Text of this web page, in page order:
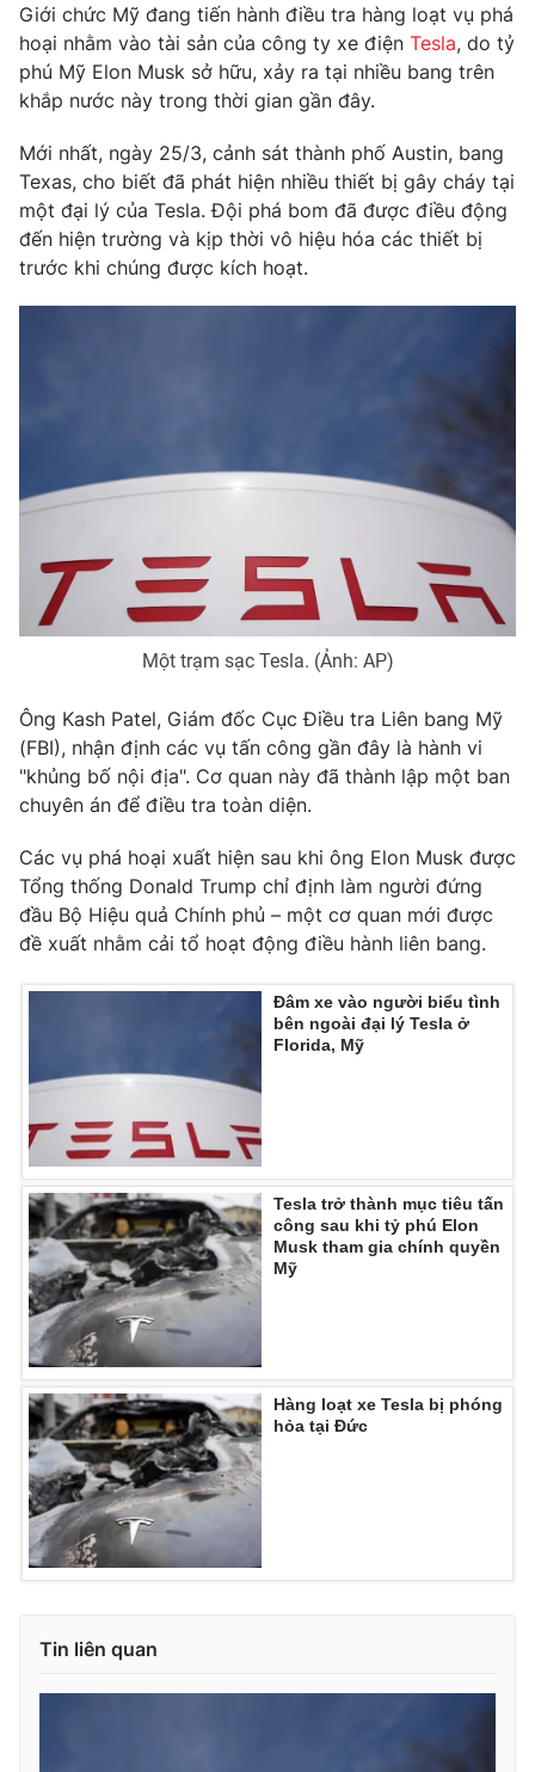
Thế giới đó đây
Câu chuyện quốc tế
Tài chính
Thị trường
Dữ liệu và đời sống
Phim VTV
Hậu trường
Nhân vật
Giải trí
Điện ảnh
Đời sống
Du lịch
Sản phẩm
Tư vấn
Giao lưu trực tuyến
Chuyên mục khác
Podcast
Photo Infographic
Video Shorts video
VTV Money VTV Thể thao
VTV Sức khoẻ Bất động sản
Tấm lòng Việt
VTV4 Vươn mình bằng AI
VTV9
Liên hệ tòa soạn English
THỜI BÁO VTV
Theo dõi báo trên
Cơ quan chủ quản:Đài Truyền hình Việt Nam
Cơ quan báo chí:Thời báo VTV
Tổng Biên tập:Vũ Thanh Thủy
Phó Tổng Biên tập:Nguyễn Thị Mỹ Hạnh, Phạm Quốc Thắng,
Giới chức Mỹ đang tiến hành điều tra hàng loạt vụ phá
hoại nhằm vào tài sản của công ty xe điện Tesla, do tỷ
phú Mỹ Elon Musk sở hữu, xảy ra tại nhiều bang trên
khắp nước này trong thời gian gần đây.
Mới nhất, ngày 25/3, cảnh sát thành phố Austin, bang
Texas, cho biết đã phát hiện nhiều thiết bị gây cháy tại
một đại lý của Tesla. Đội phá bom đã được điều động
đến hiện trường và kịp thời vô hiệu hóa các thiết bị
trước khi chúng được kích hoạt.
Một trạm sạc Tesla. (Ảnh: AP)
Ông Kash Patel, Giám đốc Cục Điều tra Liên bang Mỹ
(FBI), nhận định các vụ tấn công gần đây là hành vi
"khủng bố nội địa". Cơ quan này đã thành lập một ban
chuyên án để điều tra toàn diện.
Các vụ phá hoại xuất hiện sau khi ông Elon Musk được
Tổng thống Donald Trump chỉ định làm người đứng
đầu Bộ Hiệu quả Chính phủ – một cơ quan mới được
đề xuất nhằm cải tổ hoạt động điều hành liên bang.
Đâm xe vào người biểu tình
bên ngoài đại lý Tesla ở
Florida, Mỹ
Tesla trở thành mục tiêu tấn
công sau khi tỷ phú Elon
Musk tham gia chính quyền
Mỹ
Hàng loạt xe Tesla bị phóng
hỏa tại Đức
Tin liên quan